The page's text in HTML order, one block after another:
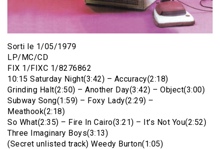
Sorti le 1/05/1979
LP/MC/CD
FIX 1/FIXC 1/8276862
10:15 Saturday Night(3:42) – Accuracy(2:18)
Grinding Halt(2:50) – Another Day(3:42) – Object(3:00)
Subway Song(1:59) – Foxy Lady(2:29) –
Meathook(2:18)
So What(2:35) – Fire In Cairo(3:21) – It’s Not You(2:52)
Three Imaginary Boys(3:13)
(Secret unlisted track) Weedy Burton(1:05)